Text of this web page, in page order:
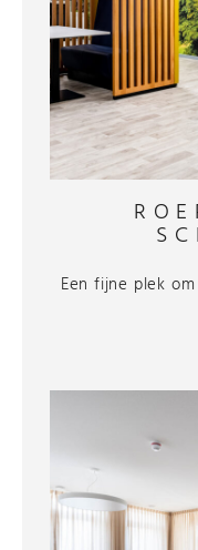
Een fijne plek